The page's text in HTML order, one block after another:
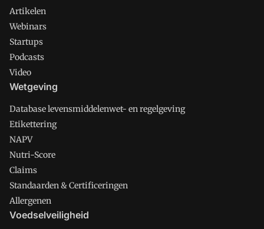
Artikelen
Webinars
Startups
Podcasts
Video
Wetgeving
Database levensmiddelenwet- en regelgeving
Etikettering
NAPV
Nutri-Score
Claims
Standaarden & Certificeringen
Allergenen
Voedselveiligheid